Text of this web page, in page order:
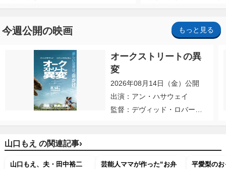
今週公開の映画 もっと見る
オークストリートの異
変
2026年08月14日（金）公開
出演：アン・ハサウェイ
監督：デヴィッド・ロバー
山口もえ の関連記事›
山口もえ、夫・田中裕二
芸能人ママが作った“お弁
平愛梨の